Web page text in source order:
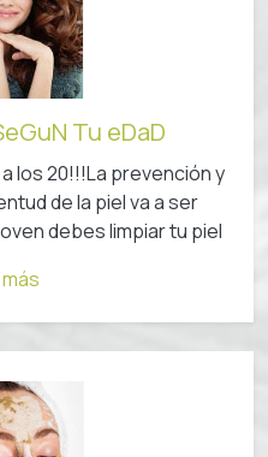
Tu eDaD
los 20!!!La prevención y
de la piel va a ser
debes limpiar tu piel